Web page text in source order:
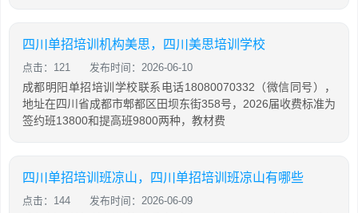
四川单招培训机构美思，四川美思培训学校
点击：121 发布时间：2026-06-10
成都明阳单招培训学校联系电话18080070332（微信同号），
地址在四川省成都市郫都区田坝东街358号，2026届收费标准为
签约班13800和提高班9800两种，教材费
四川单招培训班凉山，四川单招培训班凉山有哪些
点击：144 发布时间：2026-06-09